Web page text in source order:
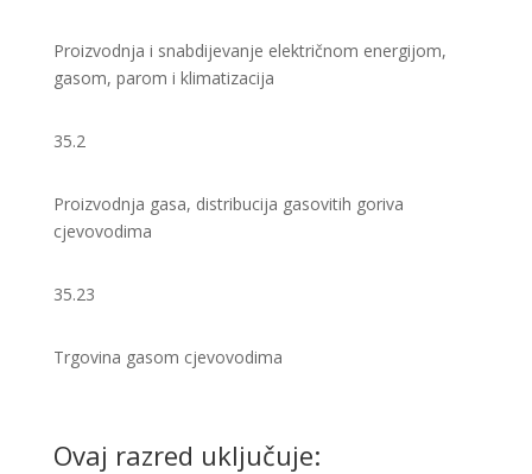
Proizvodnja i snabdijevanje električnom energijom,
gasom, parom i klimatizacija
35.2
Proizvodnja gasa, distribucija gasovitih goriva
cjevovodima
35.23
Trgovina gasom cjevovodima ​
Ovaj razred uključuje: